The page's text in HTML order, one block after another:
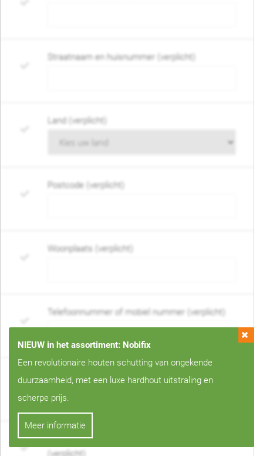
Straatnaam en huisnummer (verplicht)
Land (verplicht)
Postcode (verplicht)
Woonplaats (verplicht)
Telefoonnummer of mobiel nummer (verplicht)
E-mail adres (verplicht)
Wanneer mag de schutting geplaatst worden?
(verplicht)
NIEUW in het assortiment: Nobifix
Een revolutionaire houten schutting van ongekende
duurzaamheid, met een luxe hardhout uitstraling en
scherpe prijs.
Meer informatie